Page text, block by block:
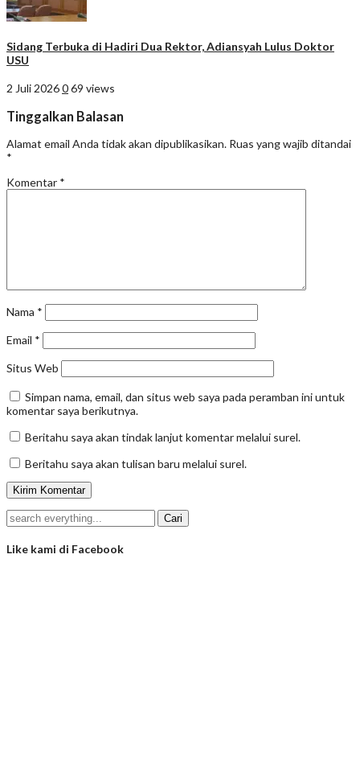
Sidang Terbuka di Hadiri Dua Rektor, Adiansyah Lulus Doktor
USU
2 Juli 2026069 views
Tinggalkan Balasan
Alamat email Anda tidak akan dipublikasikan. Ruas yang wajib ditandai
*
Komentar *
Nama *
Email *
Situs Web
Simpan nama, email, dan situs web saya pada peramban ini untuk
komentar saya berikutnya.
Beritahu saya akan tindak lanjut komentar melalui surel.
Beritahu saya akan tulisan baru melalui surel.
Like kami di Facebook